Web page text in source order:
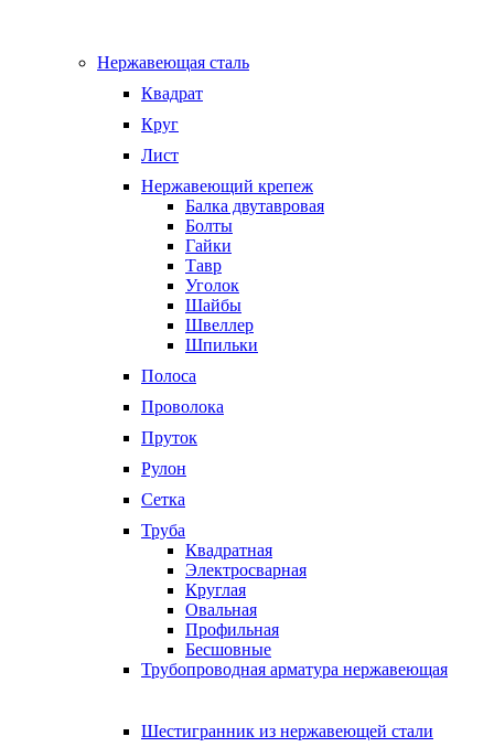
Нержавеющая сталь
Квадрат
Круг
Лист
Нержавеющий крепеж
Балка двутавровая
Болты
Гайки
Тавр
Уголок
Шайбы
Швеллер
Шпильки
Полоса
Проволока
Пруток
Рулон
Сетка
Труба
Квадратная
Электросварная
Круглая
Овальная
Профильная
Бесшовные
Трубопроводная арматура нержавеющая
Шестигранник из нержавеющей стали